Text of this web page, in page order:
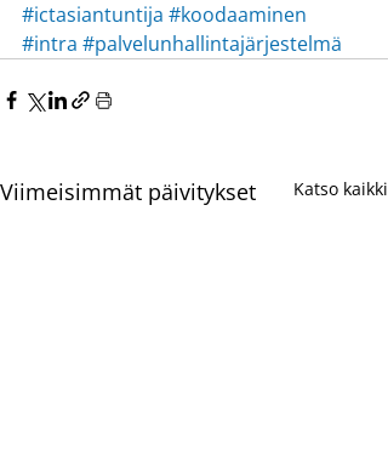
#ictasiantuntija #koodaaminen
#intra #palvelunhallintajärjestelmä
Viimeisimmät päivitykset Katso kaikki